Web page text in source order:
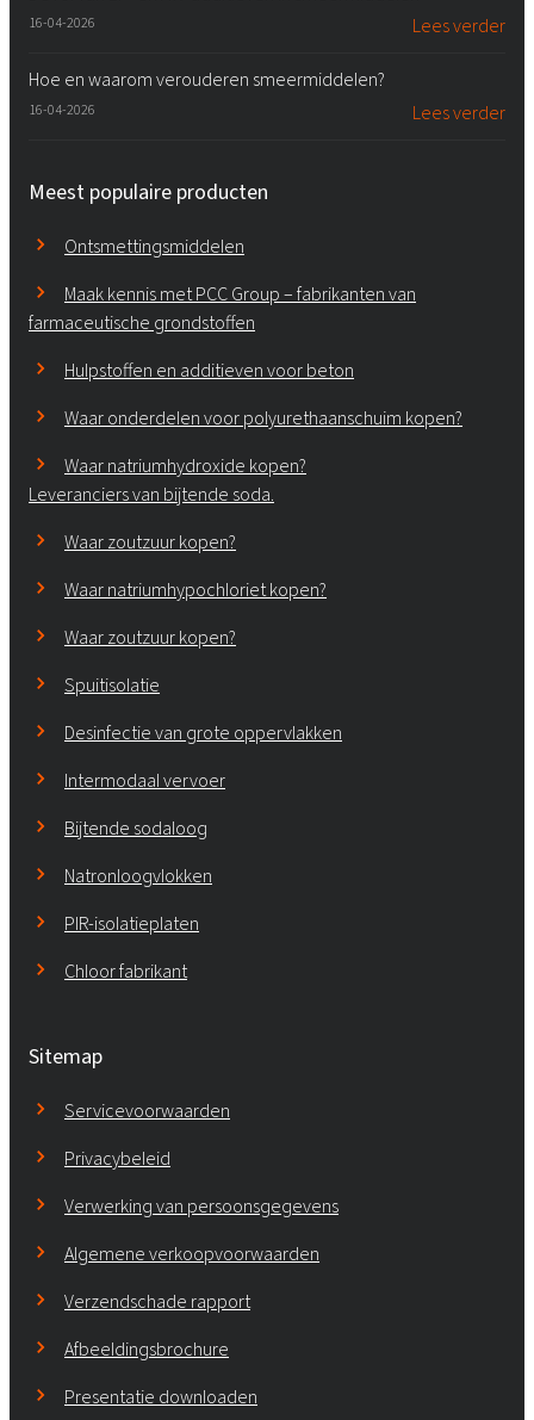
16-04-2026 Lees verder
Hoe en waarom verouderen smeermiddelen?
16-04-2026 Lees verder
Meest populaire producten
Ontsmettingsmiddelen
Maak kennis met PCC Group – fabrikanten van
farmaceutische grondstoffen
Hulpstoffen en additieven voor beton
Waar onderdelen voor polyurethaanschuim kopen?
Waar natriumhydroxide kopen?
Leveranciers van bijtende soda.
Waar zoutzuur kopen?
Waar natriumhypochloriet kopen?
Waar zoutzuur kopen?
Spuitisolatie
Desinfectie van grote oppervlakken
Intermodaal vervoer
Bijtende sodaloog
Natronloogvlokken
PIR-isolatieplaten
Chloor fabrikant
Sitemap
Servicevoorwaarden
Privacybeleid
Verwerking van persoonsgegevens
Algemene verkoopvoorwaarden
Verzendschade rapport
Afbeeldingsbrochure
Presentatie downloaden